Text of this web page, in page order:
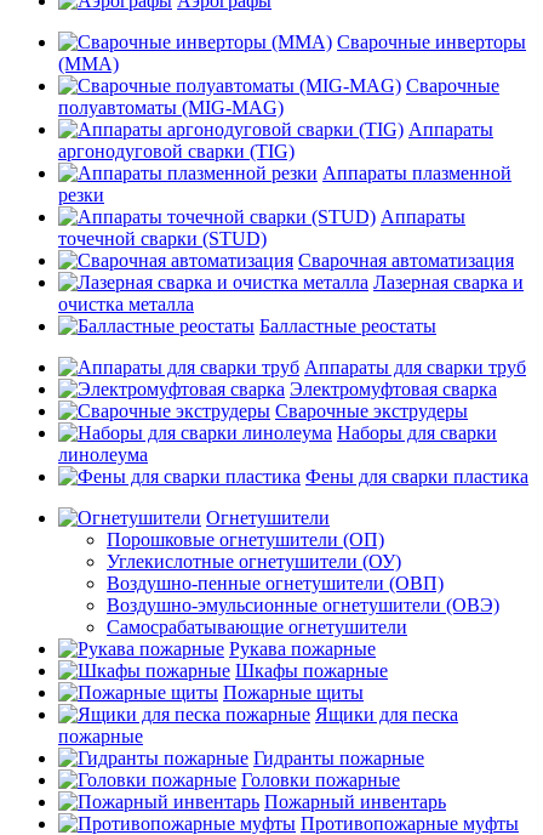
Сварочные инверторы
(MMA)
Сварочные
полуавтоматы (MIG-MAG)
Аппараты
аргонодуговой сварки (TIG)
Аппараты плазменной
резки
Аппараты
точечной сварки (STUD)
Сварочная автоматизация
Лазерная сварка и
очистка металла
Балластные реостаты
Аппараты для сварки труб
Электромуфтовая сварка
Сварочные экструдеры
Наборы для сварки
линолеума
Фены для сварки пластика
Огнетушители
Порошковые огнетушители (ОП)
Углекислотные огнетушители (ОУ)
Воздушно-пенные огнетушители (ОВП)
Воздушно-эмульсионные огнетушители (ОВЭ)
Самосрабатывающие огнетушители
Рукава пожарные
Шкафы пожарные
Пожарные щиты
Ящики для песка
пожарные
Гидранты пожарные
Головки пожарные
Пожарный инвентарь
Противопожарные муфты